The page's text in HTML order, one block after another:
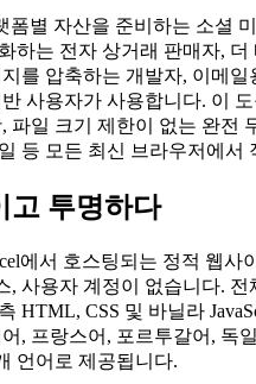
폼별 자산을 준비하는 소셜
하는 전자 상거래 판매자, 더
를 압축하는 개발자, 이메일
사용자가 사용합니다. 이
파일 크기 제한이 없는 완전
등 모든 최신 브라우저에서
고 투명하다
에서 호스팅되는 정적 웹사
, 사용자 계정이 없습니다. 전
HTML, CSS 및 바닐라
, 프랑스어, 포르투갈어, 독
언어로 제공됩니다.